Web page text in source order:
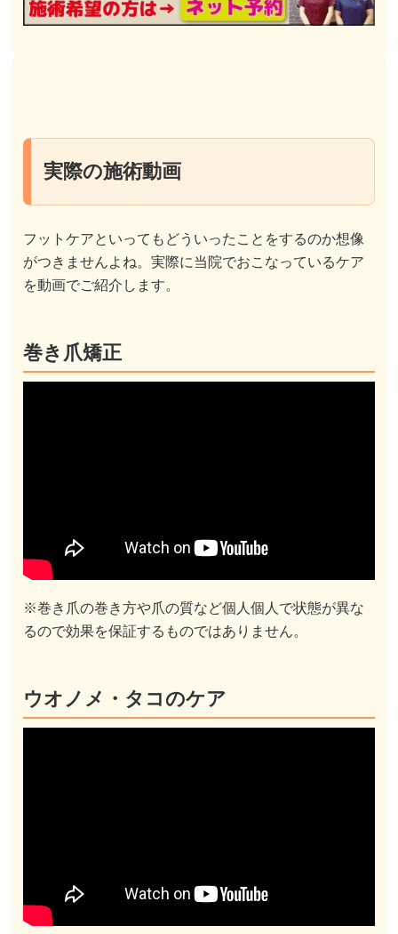
実際の施術動画
フットケアといってもどういったことをするのか想像
がつきませんよね。実際に当院でおこなっているケア
を動画でご紹介します。
巻き爪矯正
※巻き爪の巻き方や爪の質など個人個人で状態が異な
るので効果を保証するものではありません。
ウオノメ・タコのケア